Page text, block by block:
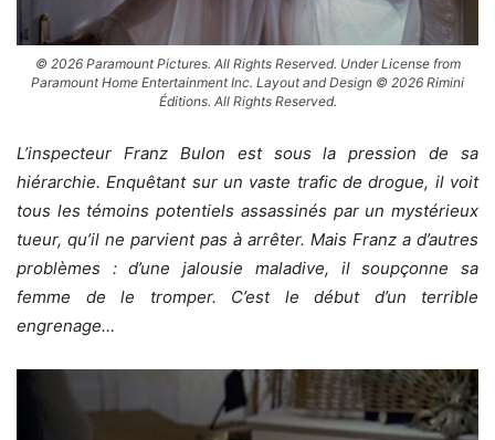
© 2026 Paramount Pictures. All Rights Reserved. Under License from
Paramount Home Entertainment Inc. Layout and Design © 2026 Rimini
Éditions. All Rights Reserved.
L’inspecteur Franz Bulon est sous la pression de sa
hiérarchie. Enquêtant sur un vaste trafic de drogue, il voit
tous les témoins potentiels assassinés par un mystérieux
tueur, qu’il ne parvient pas à arrêter. Mais Franz a d’autres
problèmes : d’une jalousie maladive, il soupçonne sa
femme de le tromper. C’est le début d’un terrible
engrenage…